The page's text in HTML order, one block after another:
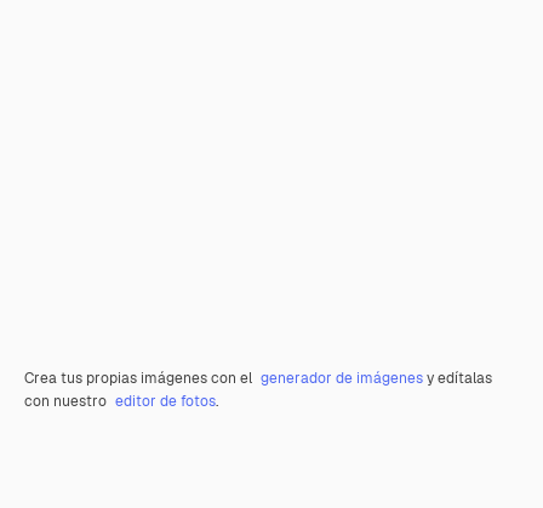
Crea tus propias imágenes con el generador de imágenesy edítalas
con nuestro editor de fotos.